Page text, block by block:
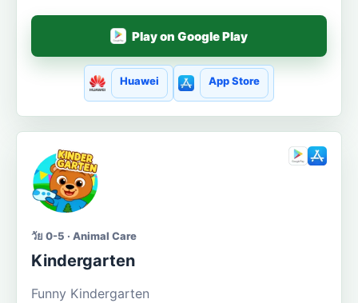
Play on Google Play
Huawei App Store
วัย 0-5 · Animal Care
Kindergarten
Funny Kindergarten